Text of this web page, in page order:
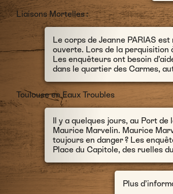
Liaisons Mortelles:
Le corps de Jeanne PARIAS
ouverte. Lors de la perquisition
Les enquêteurs ont besoin
dans le quartier des Carmes,
Toulouse en Eaux Troubles
Il y a quelques jours, au Port
Maurice Marvelin. Maurice
toujours en danger ? Les
Place du Capitole, des ruelles
Plus